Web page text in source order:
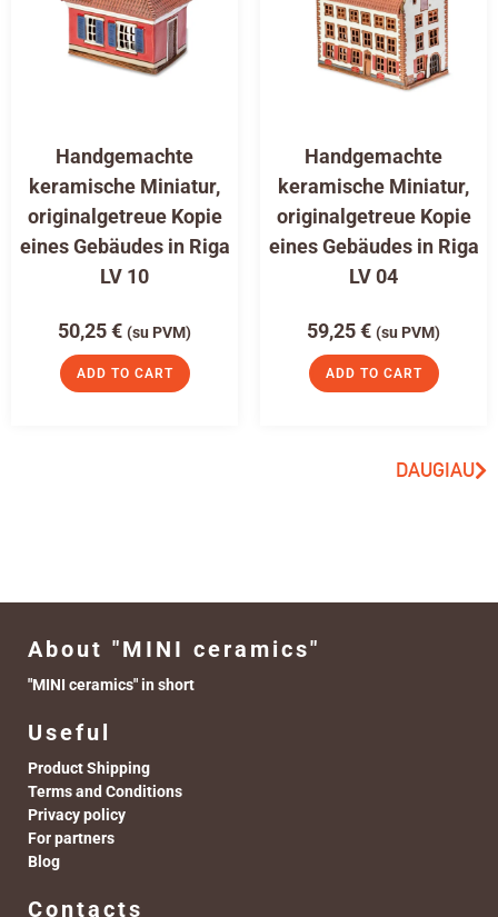
Handgemachte
keramische Miniatur,
originalgetreue Kopie
eines Gebäudes in Riga
LV 10
50,25€ (su PVM)
ADD TO CART
Handgemachte
keramische Miniatur,
originalgetreue Kopie
eines Gebäudes in Riga
LV 04
59,25€ (su PVM)
ADD TO CART
DAUGIAU
About "MINI ceramics"
"MINI ceramics" in short
Useful
Product Shipping
Terms and Conditions
Privacy policy
For partners
Blog
Contacts